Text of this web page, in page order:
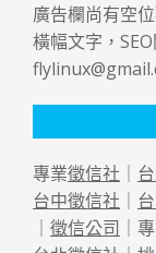
廣告欄尚有空
橫幅文字，
專業徵信社 ｜
台中徵信社 ｜
｜ 徵信公司 ｜